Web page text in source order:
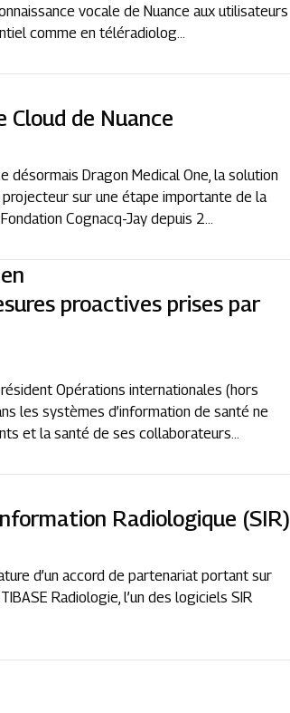
vocale de Nuance aux utilisateurs
comme en téléradiolog...
Cloud de Nuance
désormais Dragon Medical One, la solution
projecteur sur une étape importante de la
Cognacq-Jay depuis 2...
proactives prises par
Opérations internationales (hors
les systèmes d’information de santé ne
et la santé de ses collaborateurs...
Radiologique (SIR)
d’un accord de partenariat portant sur
Radiologie, l’un des logiciels SIR